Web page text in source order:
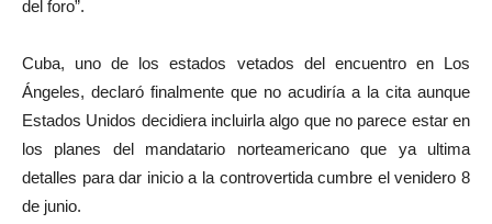
del foro”.
Cuba, uno de los estados vetados del encuentro en Los
Ángeles, declaró finalmente que no acudiría a la cita aunque
Estados Unidos decidiera incluirla algo que no parece estar en
los planes del mandatario norteamericano que ya ultima
detalles para dar inicio a la controvertida cumbre el venidero 8
de junio.